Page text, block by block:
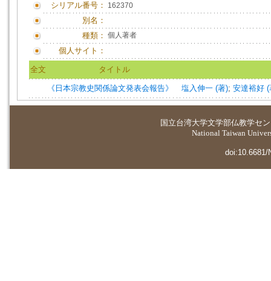
シリアル番号： 162370
別名：
種類： 個人著者
個人サイト：
全文 タイトル
《日本宗教史関係論文発表会報告》 塩入伸一 (著); 安達裕好 (
国立台湾大学文学部仏教学セ
National Taiwan
doi:10.6681/